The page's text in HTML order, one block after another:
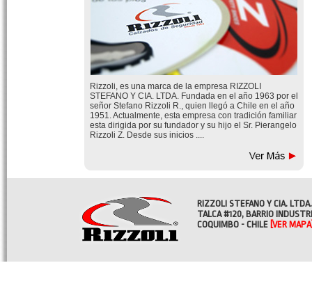
Rizzoli, es una marca de la empresa RIZZOLI
STEFANO Y CIA. LTDA. Fundada en el año 1963 por el
señor Stefano Rizzoli R., quien llegó a Chile en el año
1951. Actualmente, esta empresa con tradición familiar
esta dirigida por su fundador y su hijo el Sr. Pierangelo
Rizzoli Z. Desde sus inicios ....
RIZZOLI STEFANO Y CIA. LTDA.
TALCA #120, BARRIO
COQUIMBO - CHILE [VER